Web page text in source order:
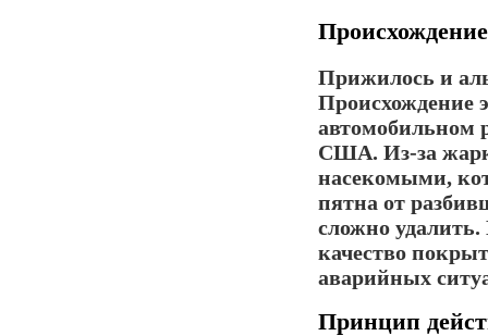
Прижилось и
Происхождение
автомобильном
США. Из-за
насекомыми,
пятна от
сложно удалить.
качество
аварийных
Принцип